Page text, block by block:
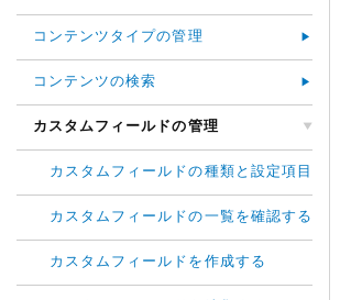
コンテンツタイプの管理
コンテンツの検索
カスタムフィールドの管理
カスタムフィールドの種類と設定項目
カスタムフィールドの一覧を確認する
カスタムフィールドを作成する